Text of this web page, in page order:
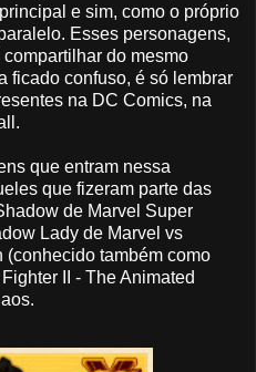
e sim, como o próprio
Esses personagens,
do mesmo
ficado confuso, é só lembrar
na DC Comics, na
que entram nessa
que fizeram parte das
de Marvel Super
Lady de Marvel vs
também como
II - The Animated